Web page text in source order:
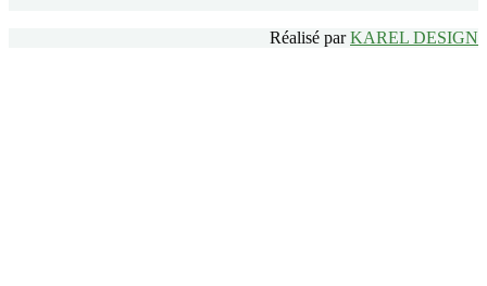
Réalisé parKAREL DESIGN